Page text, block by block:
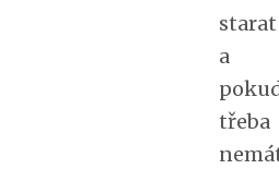
starat
a
třeba